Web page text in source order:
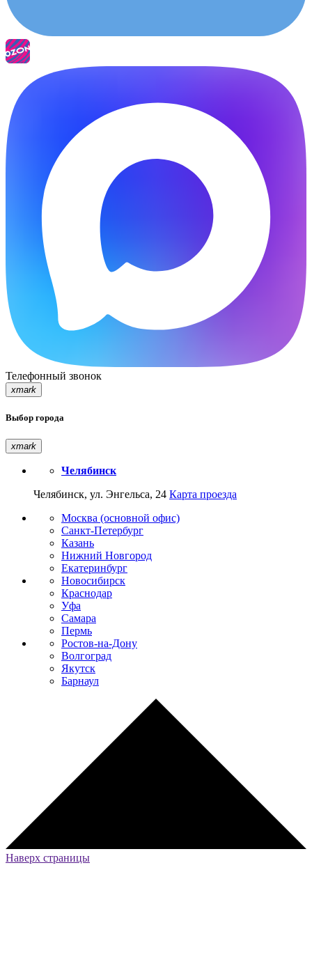
Телефонный звонок
xmark
Выбор города
xmark
Челябинск
Челябинск, ул. Энгельса, 24 Карта проезда
Москва (основной офис)
Санкт-Петербург
Казань
Нижний Новгород
Екатеринбург
Новосибирск
Краснодар
Уфа
Самара
Пермь
Ростов-на-Дону
Волгоград
Якутск
Барнаул
Наверх страницы